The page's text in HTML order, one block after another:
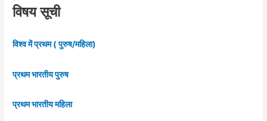
विषय सूची
विश्व में प्रथम ( पुरुष/महिला)
प्रथम भारतीय पुरुष
प्रथम भारतीय महिला